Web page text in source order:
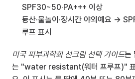
SPF30~50·PA+++ 이상
등산·물놀이·장시간 야외예요 →
루프 표시
미국 피부과학회 선크림 선택 가이드는
는 "water resistant(워터 프루프)" 표